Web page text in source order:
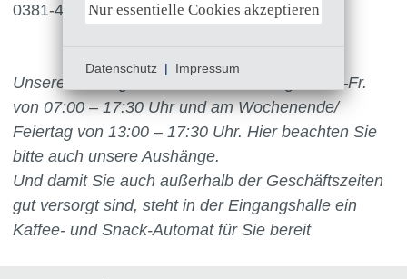
0381-4444 234 auslösen.
Unsere Öffnungszeiten sind in der Regel Mo.–Fr.
von 07:00 – 17:30 Uhr und am Wochenende/
Feiertag von 13:00 – 17:30 Uhr. Hier beachten Sie
bitte auch unsere Aushänge.
Und damit Sie auch außerhalb der Geschäftszeiten
gut versorgt sind, steht in der Eingangshalle ein
Kaffee- und Snack-Automat für Sie bereit
Nur essentielle Cookies akzeptieren
Datenschutz | Impressum